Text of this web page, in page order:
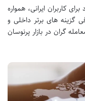
کاربران ایرانی، همواره
گزینه های برتر داخلی و
گران در بازار پرنوسان